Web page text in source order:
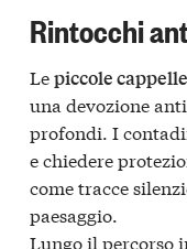
Rintocchi
Lepiccole
una devozione
profondi. I
e chiedere
come tracce
paesaggio.
Lungo il percorso